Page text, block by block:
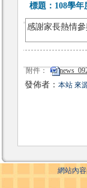
標題： 108學
感謝家長熱情
附件：
發佈者：本站 來
網站內